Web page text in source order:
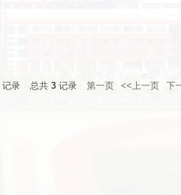
记录 总共 3 记录 第一页 <<上一页 下